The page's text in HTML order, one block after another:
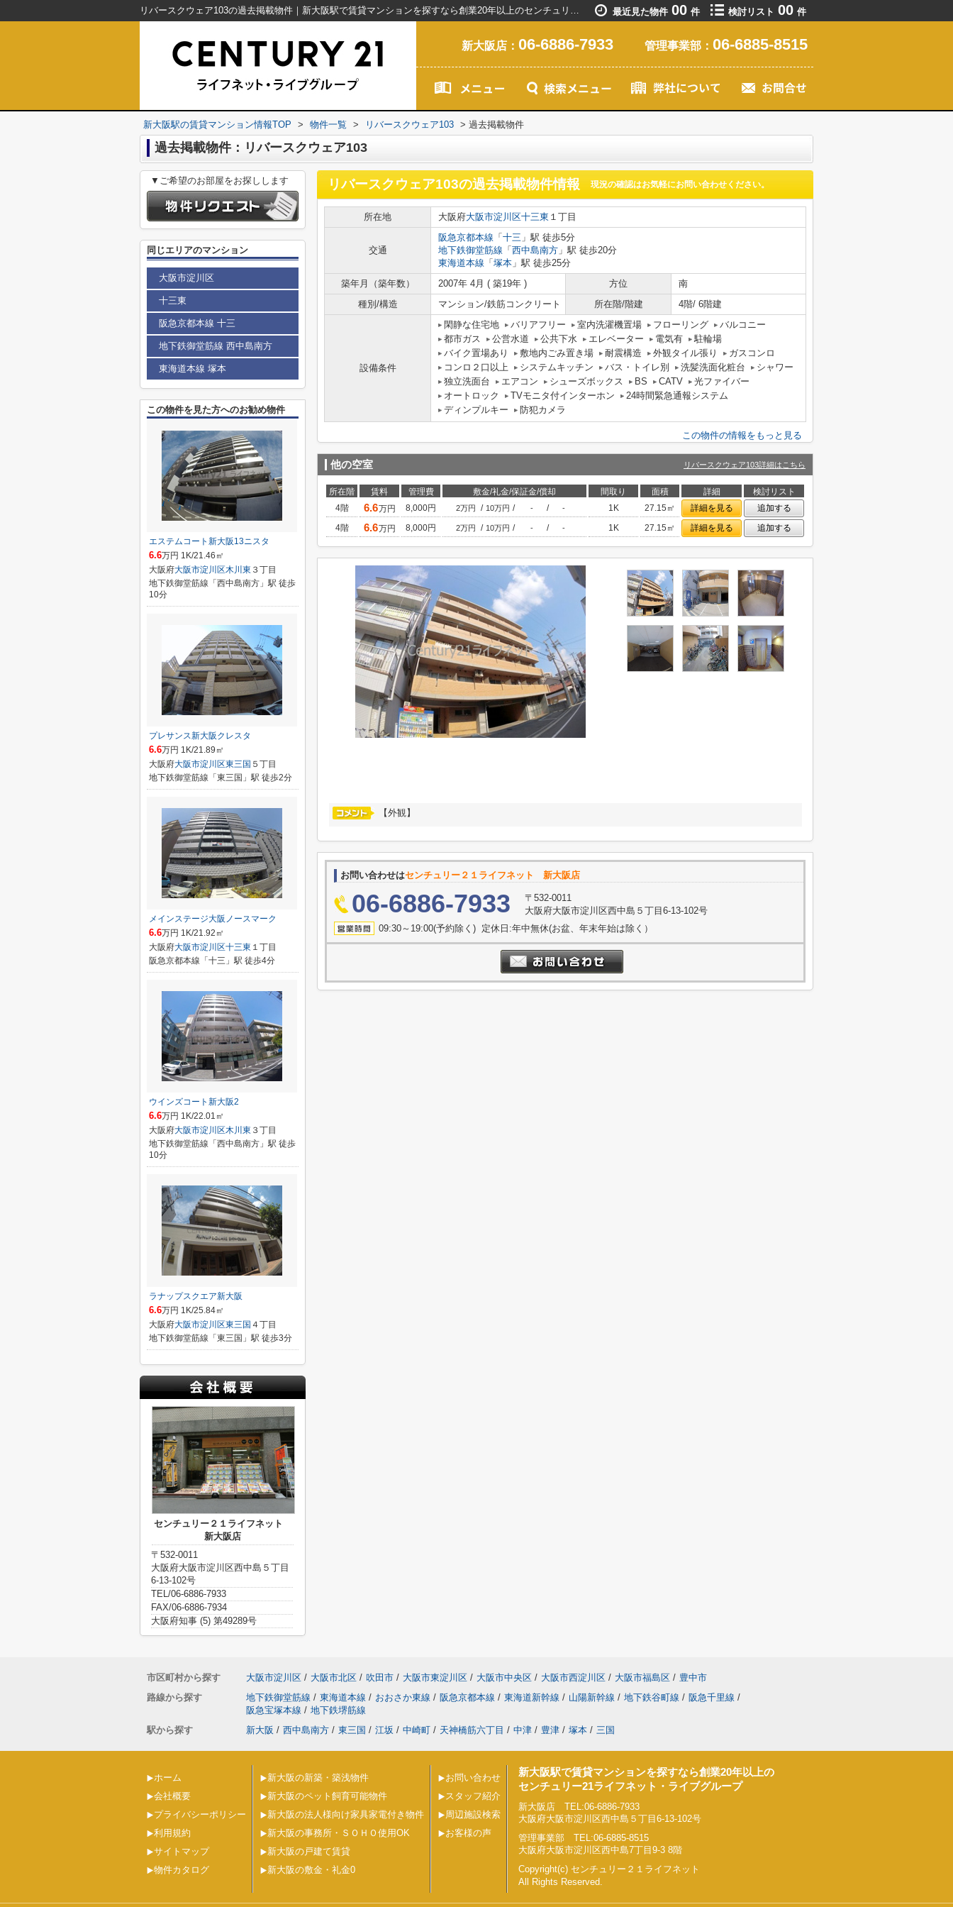
リバースクウェア103の過去掲載物件｜新大阪駅で賃貸マンションを探すなら創業20年以上のセンチュリー21ライフネット・ライブグループ 最近見た物件 00 件 検討リスト 00 件
新大阪店： 06-6886-7933 管理事業部： 06-6885-8515
新大阪駅の賃貸マンション情報TOP > 物件一覧 > リバースクウェア103 > 過去掲載物件
過去掲載物件：リバースクウェア103
リバースクウェア103の過去掲載物件情報 現況の確認はお気軽にお問い合わせください。
所在地 大阪府大阪市淀川区十三東 １丁目
交通
阪急京都本線 「 十三 」駅 徒歩5分
地下鉄御堂筋線 「 西中島南方 」駅 徒歩20分
東海道本線 「 塚本 」駅 徒歩25分
築年月（築年数）
2007年 4月 ( 築19年 ) 方位
南
種別/構造
マンション/鉄筋コンクリート 所在階/階建 4階/ 6階建
設備条件
閑静な住宅地 バリアフリー 室内洗濯機置場 フローリング
バルコニー
都市ガス
公営水道 公共下水 エレベーター 電気有
駐輪場
バイク置場あり
敷地内ごみ置き場 耐震構造 外観タイル張り
ガスコンロ
コンロ２口以上
システムキッチン バス・トイレ別 洗髪洗面化粧台
シャワー
独立洗面台
エアコン シューズボックス BS CATV
光ファイバー
オートロック
TVモニタ付インターホン
24時間緊急通報システム
ディンプルキー
防犯カメラ
この物件の情報をもっと見る
他の空室 リバースクウェア103詳細はこちら
所在階 賃料 管理費 敷金/礼金/保証金/償却 間取り 面積 詳細
検討リスト
4階
6.6万円 8,000円 2万円 / 10万円 / - / - 1K 27.15㎡ 詳細を見る
追加する
4階
6.6万円 8,000円 2万円 / 10万円 / - / - 1K 27.15㎡ 詳細を見る 追加する
【外観】
お問い合わせはセンチュリー２１ライフネット 新大阪店
06-6886-7933
〒532-0011
大阪府大阪市淀川区西中島５丁目6-13-102号
09:30～19:00(予約除く) 定休日:年中無休(お盆、年末年始は除く）
▼ご希望のお部屋をお探しします
同じエリアのマンション
大阪市淀川区
十三東
阪急京都本線 十三
地下鉄御堂筋線 西中島南方
東海道本線 塚本
この物件を見た方へのお勧め物件
エステムコート新大阪13ニスタ
6.6万円 1K/21.46㎡
大阪府大阪市淀川区木川東 ３丁目
地下鉄御堂筋線「西中島南方」駅 徒歩
10分
プレサンス新大阪クレスタ
6.6万円 1K/21.89㎡
大阪府大阪市淀川区東三国 ５丁目
地下鉄御堂筋線「東三国」駅 徒歩2分
メインステージ大阪ノースマーク
6.6万円 1K/21.92㎡
大阪府大阪市淀川区十三東 １丁目
阪急京都本線「十三」駅 徒歩4分
ウインズコート新大阪2
6.6万円 1K/22.01㎡
大阪府大阪市淀川区木川東 ３丁目
地下鉄御堂筋線「西中島南方」駅 徒歩
10分
ラナップスクエア新大阪
6.6万円 1K/25.84㎡
大阪府大阪市淀川区東三国 ４丁目
地下鉄御堂筋線「東三国」駅 徒歩3分
センチュリー２１ライフネット
新大阪店
〒532-0011
大阪府大阪市淀川区西中島５丁目
6-13-102号
TEL/06-6886-7933
FAX/06-6886-7934
大阪府知事 (5) 第49289号
市区町村から探す 大阪市淀川区 / 大阪市北区 / 吹田市 / 大阪市東淀川区 / 大阪市中央区 / 大阪市西淀川区 / 大阪市福島区 / 豊中市
路線から探す
地下鉄御堂筋線 / 東海道本線 / おおさか東線 / 阪急京都本線 / 東海道新幹線 / 山陽新幹線 / 地下鉄谷町線 / 阪急千里線 /
阪急宝塚本線 / 地下鉄堺筋線
駅から探す
新大阪 / 西中島南方 / 東三国 / 江坂 / 中崎町 / 天神橋筋六丁目 / 中津 / 豊津 / 塚本 / 三国
ホーム
会社概要
プライバシーポリシー
利用規約
サイトマップ
物件カタログ
新大阪の新築・築浅物件
新大阪のペット飼育可能物件
新大阪の法人様向け家具家電付き物件
新大阪の事務所・ＳＯＨＯ使用OK
新大阪の戸建て賃貸
新大阪の敷金・礼金0
お問い合わせ
スタッフ紹介
周辺施設検索
お客様の声
新大阪駅で賃貸マンションを探すなら創業20年以上の
センチュリー21ライフネット・ライブグループ
新大阪店 TEL:06-6886-7933
大阪府大阪市淀川区西中島５丁目6-13-102号
管理事業部 TEL:06-6885-8515
大阪府大阪市淀川区西中島7丁目9-3 8階
Copyright(c) センチュリー２１ライフネット
All Rights Reserved.